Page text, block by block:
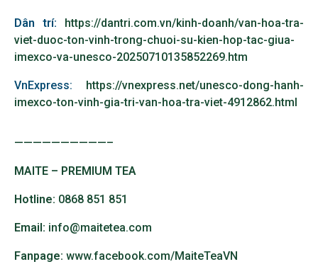
Dân trí:
https://dantri.com.vn/kinh-doanh/van-hoa-tra-
viet-duoc-ton-vinh-trong-chuoi-su-kien-hop-tac-giua-
imexco-va-unesco-20250710135852269.htm
VnExpress: https://vnexpress.net/unesco-dong-hanh-
imexco-ton-vinh-gia-tri-van-hoa-tra-viet-4912862.html
——————————–
MAITE – PREMIUM TEA
Hotline: 0868 851 851
Email: info@maitetea.com
Fanpage: www.facebook.com/MaiteTeaVN